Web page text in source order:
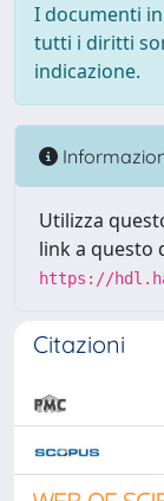
I documenti
tutti i diritti
indicazione.
Utilizza
link a questo
https://
Citazioni